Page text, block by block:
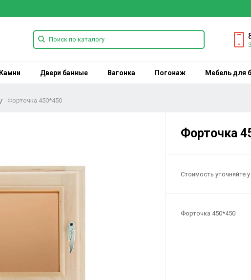
Камни Двери банные Вагонка Погонаж Мебель для
Форточка 450*450
Форточка
Стоимость уточняйте
Форточка 450*450